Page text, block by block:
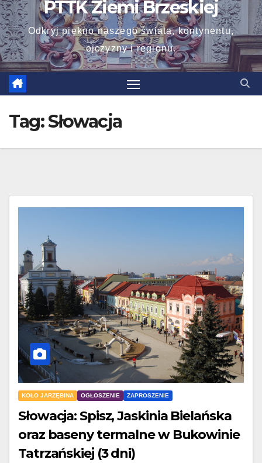
PTTK Ziemi Brzeskiej
Odkryj piękno naszego świata, kontynentu,
ojczyzny i regionu.
Tag:Słowacja
KOŁO JARZĘBINA OGŁOSZENIE ZAPROSZENIE
Słowacja: Spisz, Jaskinia Bielańska
oraz baseny termalne w Bukowinie
Tatrzańskiej (3 dni)